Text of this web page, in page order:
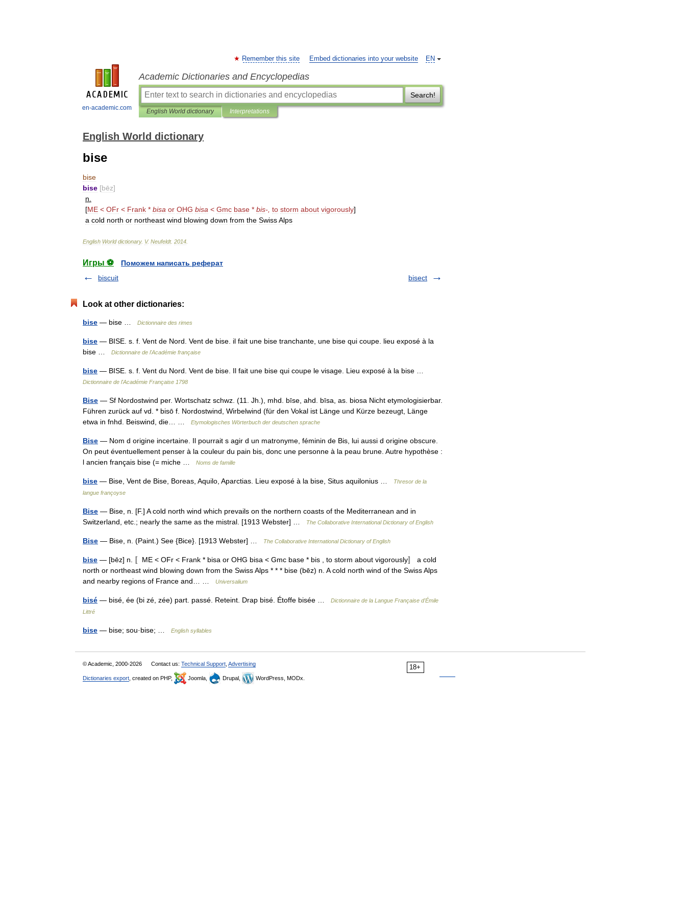
en-academic.com
EN
Remember this site Embed dictionaries into your website
Academic Dictionaries and Encyclopedias
Search!
English World dictionary Interpretations
English World dictionary
bise
bise
bise [bēz]
n
[ME < OFr < Frank * bisa or OHG bisa < Gmc base * bis-, to storm about vigorously]
a cold north or northeast wind blowing down from the SwissAlps
English World dictionary. V. Neufeldt. 2014
Игры ⚽
Поможем написать реферат
biscuit
bisect
Look at other dictionaries:
bise — bise … Dictionnaire des rimes
bise — BISE. s. f. Vent de Nord. Vent de bise. il fait une bise tranchante, une bise qui coupe. lieu exposé à la
bise …
Dictionnaire de l'Académie française
bise — BISE. s. f. Vent du Nord. Vent de bise. Il fait une bise qui coupe le visage. Lieu exposé à la bise …
Dictionnaire de l'Académie Française 1798
Bise — Sf Nordostwind per. Wortschatz schwz. (11. Jh.), mhd. bīse, ahd. bīsa, as. biosa Nicht etymologisierbar.
Führen zurück auf vd. * bisō f. Nordostwind, Wirbelwind (für den Vokal ist Länge und Kürze bezeugt, Länge
etwa in fnhd. Beiswind, die… …
Etymologisches Wörterbuch der deutschen sprache
Bise — Nom d origine incertaine. Il pourrait s agir d un matronyme, féminin de Bis, lui aussi d origine obscure.
On peut éventuellement penser à la couleur du pain bis, donc une personne à la peau brune. Autre hypothèse :
l ancien français bise (= miche …
Noms de famille
bise — Bise, Vent de Bise, Boreas, Aquilo, Aparctias. Lieu exposé à la bise, Situs aquilonius …
Thresor de la
langue françoyse
Bise — Bise, n. [F.] A cold north wind which prevails on the northern coasts of the Mediterranean and in
Switzerland, etc.; nearly the same as the mistral. [1913 Webster] …
The Collaborative International Dictionary of English
Bise — Bise, n. (Paint.) See {Bice}. [1913 Webster] … The Collaborative International Dictionary of English
bise — [bēz] n. 〚ME < OFr < Frank * bisa or OHG bisa < Gmc base * bis , to storm about vigorously〛 a cold
north or northeast wind blowing down from the Swiss Alps * * * bise (bēz) n. A cold north wind of the Swiss Alps
and nearby regions of France and… …
Universalium
bisé — bisé, ée (bi zé, zée) part. passé. Reteint. Drap bisé. Étoffe bisée …
Dictionnaire de la Langue Française d'Émile
Littré
bise — bise; sou·bise; … English syllables
18+
© Academic, 2000-2026 Contact us: Technical Support Advertising
Dictionaries export , created on PHP, Joomla, Drupal, WordPress, MODx.